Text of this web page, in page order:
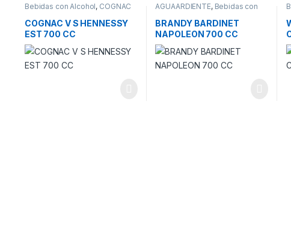
Bebidas con Alcohol, COGNAC
COGNAC V S HENNESSY
EST 700 CC
AGUAARDIENTE, Bebidas con
BRANDY BARDINET
NAPOLEON 700 CC